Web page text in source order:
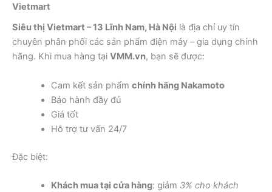
Vietmart
Siêu thị Vietmart – 13 Lĩnh Nam, Hà Nội là địa chỉ uy tín
chuyên phân phối các sản phẩm điện máy – gia dụng chính
hãng. Khi mua hàng tại VMM.vn, bạn sẽ được:
Cam kết sản phẩm chính hãng Nakamoto
Bảo hành đầy đủ
Giá tốt
Hỗ trợ tư vấn 24/7
Đặc biệt:
Khách mua tại cửa hàng: giảm 3% cho khách